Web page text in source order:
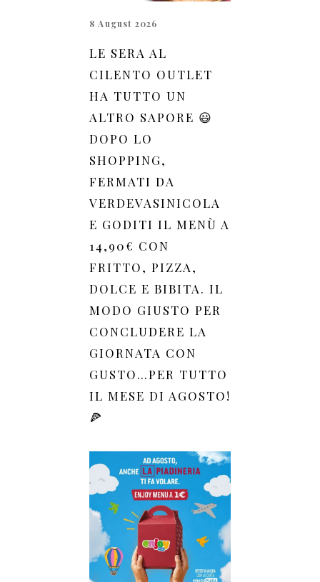
8 August 2026
LE SERA AL
CILENTO OUTLET
HA TUTTO UN
ALTRO SAPORE 😃
DOPO LO
SHOPPING,
FERMATI DA
VERDEVASINICOLA
E GODITI IL MENÙ A
14,90€ CON
FRITTO, PIZZA,
DOLCE E BIBITA. IL
MODO GIUSTO PER
CONCLUDERE LA
GIORNATA CON
GUSTO…PER TUTTO
IL MESE DI AGOSTO!
🍕